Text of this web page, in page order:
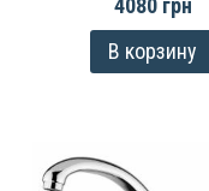
В корзину